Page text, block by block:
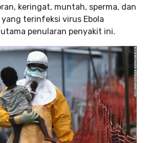
keringat, muntah, sperma, dan
terinfeksi virus Ebola
penularan penyakit ini.